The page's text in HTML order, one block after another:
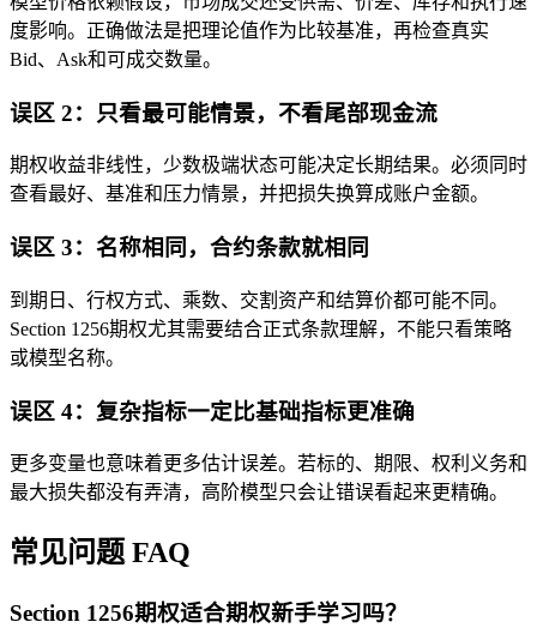
度影响。正确做法是把理论值作为比较基准，再检查真实
Bid、Ask和可成交数量。
误区 2：只看最可能情景，不看尾部现金流
期权收益非线性，少数极端状态可能决定长期结果。必须同时
查看最好、基准和压力情景，并把损失换算成账户金额。
误区 3：名称相同，合约条款就相同
到期日、行权方式、乘数、交割资产和结算价都可能不同。
Section 1256期权尤其需要结合正式条款理解，不能只看策略
或模型名称。
误区 4：复杂指标一定比基础指标更准确
更多变量也意味着更多估计误差。若标的、期限、权利义务和
最大损失都没有弄清，高阶模型只会让错误看起来更精确。
常见问题 FAQ
Section 1256期权适合期权新手学习吗？